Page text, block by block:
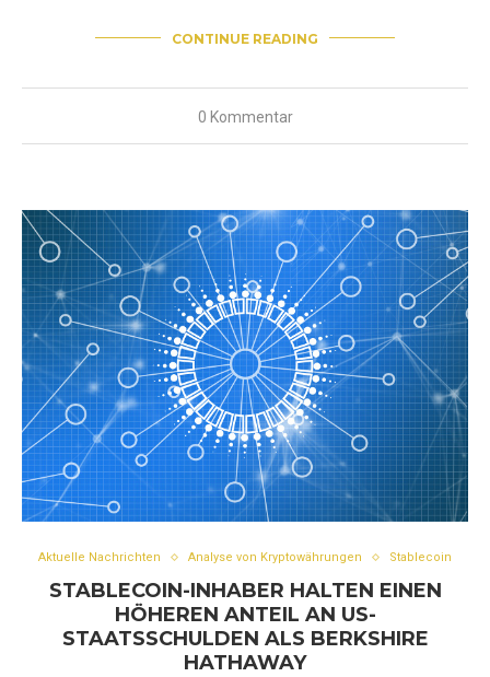
CONTINUE READING
0 Kommentar
Aktuelle Nachrichten Analyse von Kryptowährungen Stablecoin
STABLECOIN-INHABER HALTEN EINEN
HÖHEREN ANTEIL AN US-
STAATSSCHULDEN ALS BERKSHIRE
HATHAWAY